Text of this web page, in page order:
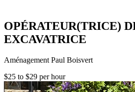
OPÉRATEUR(TRICE)
EXCAVATRICE
Aménagement Paul Boisvert
$25 to $29 per hour